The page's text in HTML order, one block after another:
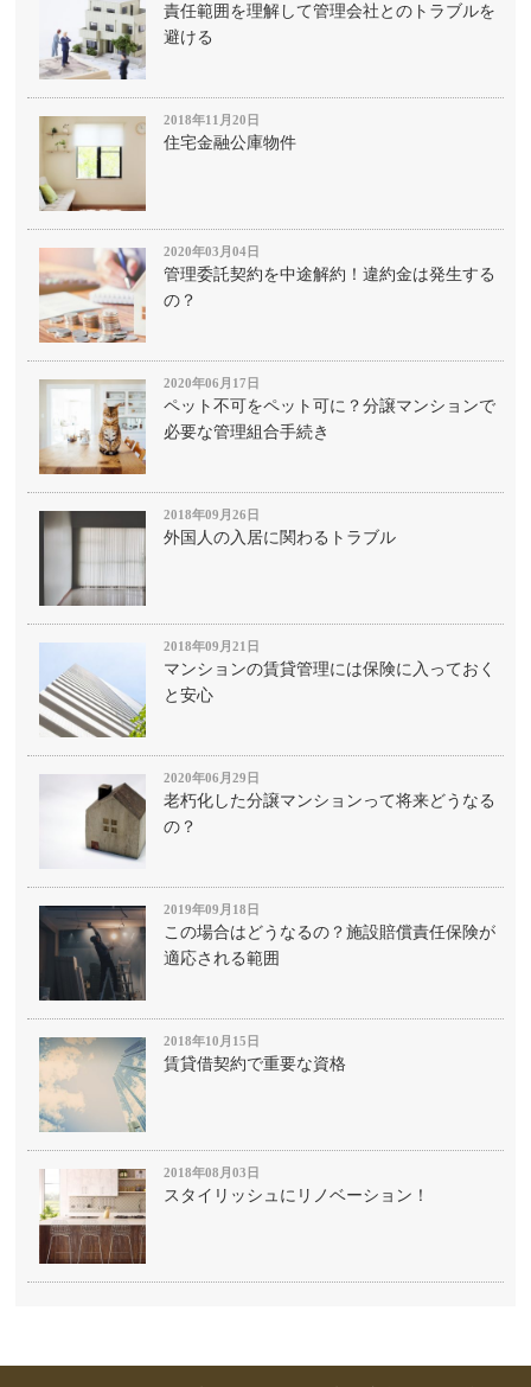
責任範囲を理解して管理会社とのトラブルを
避ける
2018年11月20日
住宅金融公庫物件
2020年03月04日
管理委託契約を中途解約！違約金は発生する
の？
2020年06月17日
ペット不可をペット可に？分譲マンションで
必要な管理組合手続き
2018年09月26日
外国人の入居に関わるトラブル
2018年09月21日
マンションの賃貸管理には保険に入っておく
と安心
2020年06月29日
老朽化した分譲マンションって将来どうなる
の？
2019年09月18日
この場合はどうなるの？施設賠償責任保険が
適応される範囲
2018年10月15日
賃貸借契約で重要な資格
2018年08月03日
スタイリッシュにリノベーション！